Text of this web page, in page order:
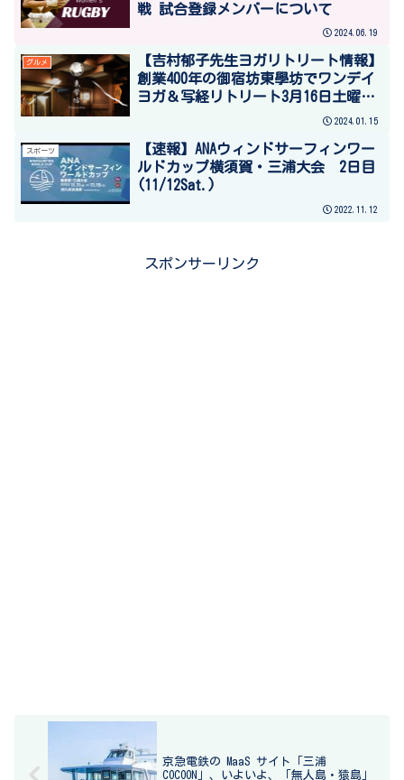
戦 試合登録メンバーについて
2024.06.19
グルメ
【吉村郁子先生ヨガリトリート情報】
創業400年の御宿坊東學坊でワンデイ
ヨガ＆写経リトリート3月16日土曜日
開催！ ＃TABITOウェルネスプログラ
2024.01.15
スポーツ
【速報】ANAウィンドサーフィンワー
ルドカップ横須賀・三浦大会 2日目
(11/12Sat.)
2022.11.12
スポンサーリンク
京急電鉄の MaaS サイト「三浦
COCOON」、いよいよ、「無人島・猿島」